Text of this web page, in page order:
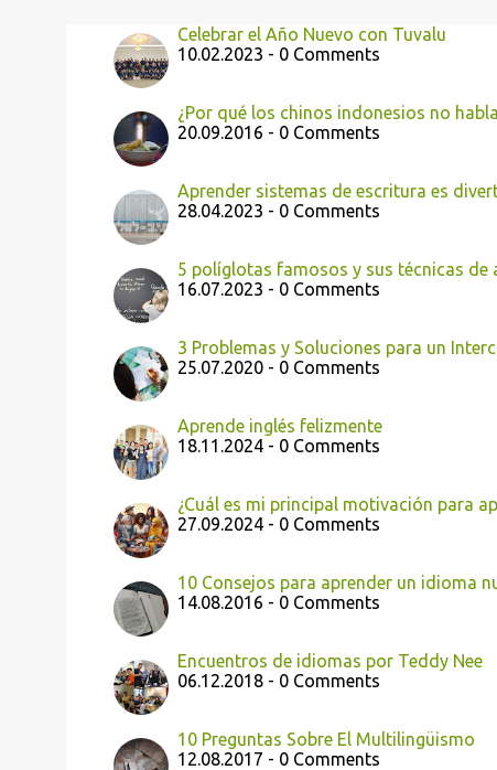
Celebrar el Año Nuevo con Tuvalu
10.02.2023 - 0 Comments
¿Por qué los chinos indonesios no
20.09.2016 - 0 Comments
Aprender sistemas de escritura es
28.04.2023 - 0 Comments
5 políglotas famosos y sus técnicas de
16.07.2023 - 0 Comments
3 Problemas y Soluciones para un
25.07.2020 - 0 Comments
Aprende inglés felizmente
18.11.2024 - 0 Comments
¿Cuál es mi principal motivación para
27.09.2024 - 0 Comments
10 Consejos para aprender un idioma
14.08.2016 - 0 Comments
Encuentros de idiomas por Teddy Nee
06.12.2018 - 0 Comments
10 Preguntas Sobre El Multilingüismo
12.08.2017 - 0 Comments